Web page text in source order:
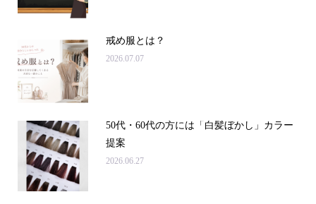
戒め服とは？
2026.07.07
50代・60代の方には「白髪ぼかし」カラー
提案
2026.06.27